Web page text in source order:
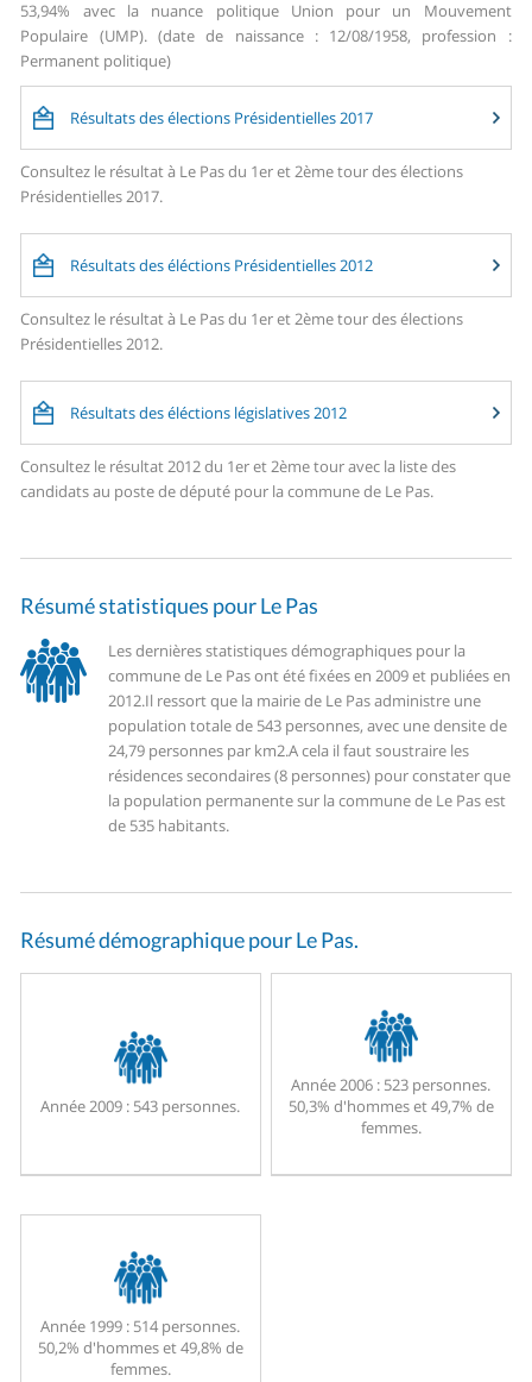
53,94% avec la nuance politique Union pour un Mouvement
Populaire (UMP). (date de naissance : 12/08/1958, profession :
Permanent politique)
Résultats des élections Présidentielles 2017
Consultez le résultat à Le Pas du 1er et 2ème tour des élections
Présidentielles 2017.
Résultats des éléctions Présidentielles 2012
Consultez le résultat à Le Pas du 1er et 2ème tour des élections
Présidentielles 2012.
Résultats des éléctions législatives 2012
Consultez le résultat 2012 du 1er et 2ème tour avec la liste des
candidats au poste de député pour la commune de Le Pas.
Résumé statistiques pour Le Pas
Les dernières statistiques démographiques pour la
commune de Le Pas ont été fixées en 2009 et publiées en
2012.Il ressort que la mairie de Le Pas administre une
population totale de 543 personnes, avec une densite de
24,79 personnes par km2.A cela il faut soustraire les
résidences secondaires (8 personnes) pour constater que
la population permanente sur la commune de Le Pas est
de 535 habitants.
Résumé démographique pour Le Pas.
Année 2009 : 543 personnes.
Année 2006 : 523 personnes.
50,3% d'hommes et 49,7% de
femmes.
Année 1999 : 514 personnes.
50,2% d'hommes et 49,8% de
femmes.